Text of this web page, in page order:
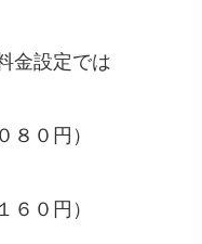
金設定では
８０円）
６０円）